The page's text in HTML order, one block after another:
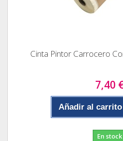
Cinta Pintor Carrocero
7,40
Añadir al carrito
En stock